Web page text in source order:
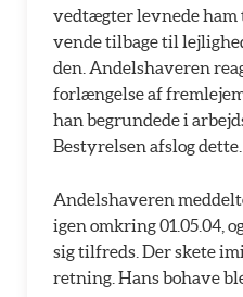
vedtægter levnede ham
vende tilbage til
den. Andelshaveren
forlængelse af
han begrundede i
Bestyrelsen afslog dette.
Andelshaveren
igen omkring 01.05.04,
sig tilfreds. Der skete
retning. Hans bohave